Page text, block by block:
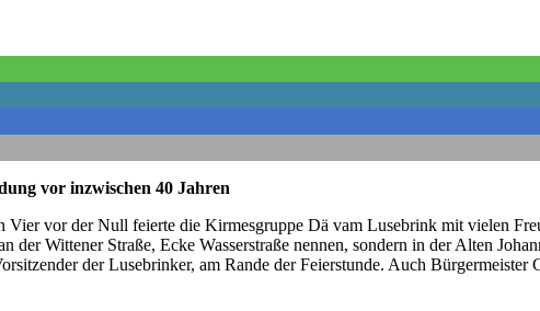
vor inzwischen 40 Jahren
Vier vor der Null feierte die Kirmesgruppe Dä vam Lusebrink mit vielen
der Wittener Straße, Ecke Wasserstraße nennen, sondern in der Alten
der Lusebrinker, am Rande der Feierstunde. Auch